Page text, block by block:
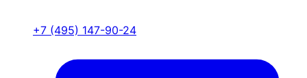
+7 (495) 147-90-24